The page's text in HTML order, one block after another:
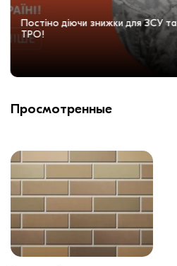
Постіно діючи знижки для ЗСУ та
ТРО!
Просмотренные